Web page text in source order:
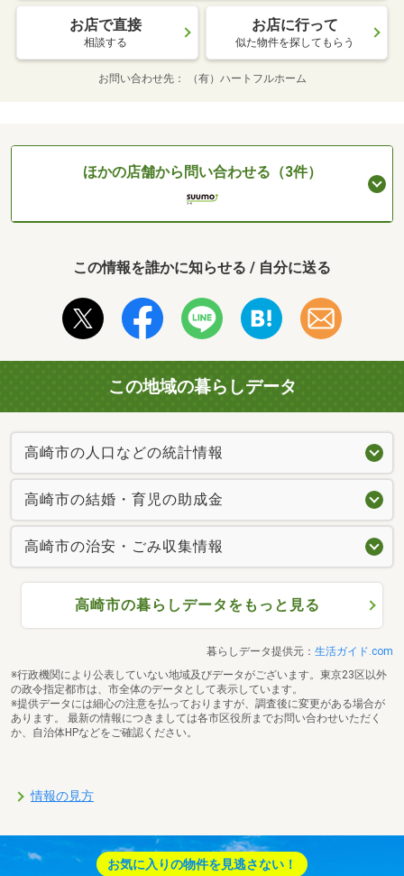
お店で直接
相談する
お店に行って
似た物件を探してもらう
お問い合わせ先 （有）ハートフルホーム
ほかの店舗から問い合わせる（3件）
この情報を誰かに知らせる / 自分に送る
この地域の暮らしデータ
高崎市の人口などの統計情報
高崎市の結婚・育児の助成金
高崎市の治安・ごみ収集情報
高崎市の暮らしデータをもっと見る
暮らしデータ提供元： 生活ガイド.com
※行政機関により公表していない地域及びデータがございます。東京23区以外
の政令指定都市は、市全体のデータとして表示しています。
※提供データには細心の注意を払っておりますが、調査後に変更がある場合が
あります。 最新の情報につきましては各市区役所までお問い合わせいただく
か、自治体HPなどをご確認ください。
情報の見方
お気に入りの物件を見逃さない！